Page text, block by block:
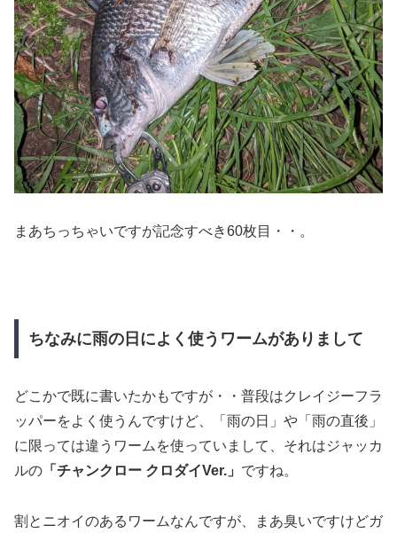
まあちっちゃいですが記念すべき60枚目・・。
ちなみに雨の日によく使うワームがありまして
どこかで既に書いたかもですが・・普段はクレイジーフラ
ッパーをよく使うんですけど、「雨の日」や「雨の直後」
に限っては違うワームを使っていまして、それはジャッカ
ルの 「チャンクロー クロダイVer.」 ですね。
割とニオイのあるワームなんですが、まあ臭いですけどガ